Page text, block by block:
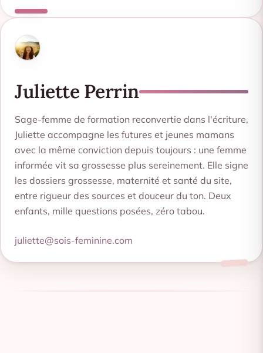
Juliette Perrin
Sage-femme de formation reconvertie dans l'écriture,
Juliette accompagne les futures et jeunes mamans
avec la même conviction depuis toujours : une femme
informée vit sa grossesse plus sereinement. Elle signe
les dossiers grossesse, maternité et santé du site,
entre rigueur des sources et douceur du ton. Deux
enfants, mille questions posées, zéro tabou.
juliette@sois-feminine.com